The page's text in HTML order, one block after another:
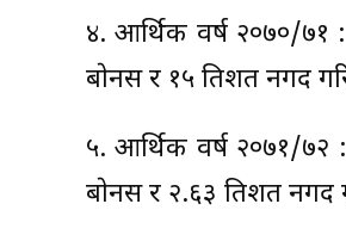
४. आर्थिक वर्ष २०७०/७१
बाेनस र १५ प्रतिशत नगद
५. आर्थिक वर्ष २०७१/७२
बाेनस र २.६३ प्रतिशत